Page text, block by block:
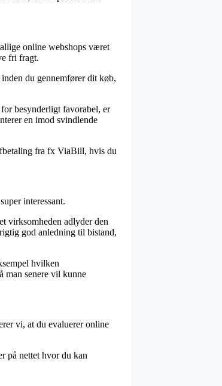
online webshops været
fri fragt.
du gennemfører dit køb,
besynderligt favorabel, er
en imod svindlende
fra fx ViaBill, hvis du
interessant.
virksomheden adlyder den
god anledning til bistand,
hvilken
man senere vil kunne
vi, at du evaluerer online
på nettet hvor du kan